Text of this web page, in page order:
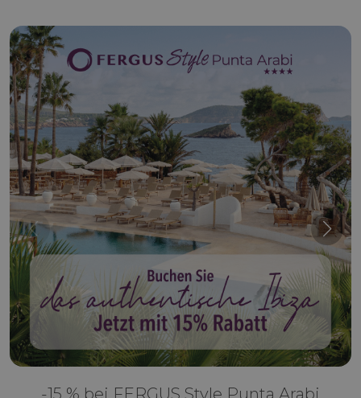
-15 % bei FERGUS Style Punta Arabi